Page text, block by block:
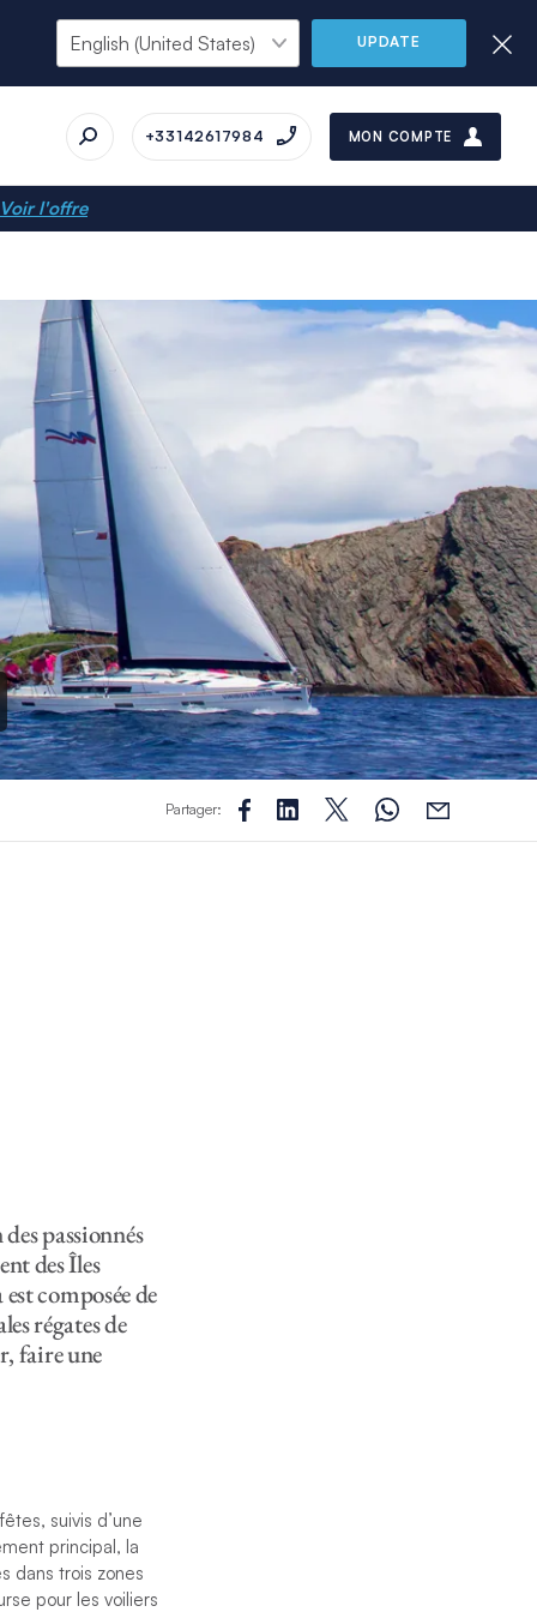
UPDATE
+33142617984 MON COMPTE
Voir l'offre
Partager:
passionnés
des Îles
composée de
régates de
faire une
suivis d’une
principal, la
dans trois zones
pour les voiliers